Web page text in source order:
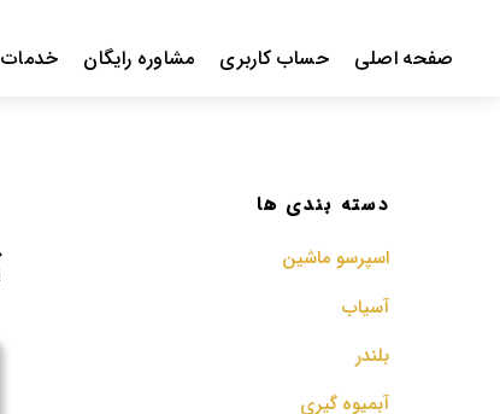
صفحه اصلی حساب کاربری مشاوره رایگان خدمات
دسته بندی ها
اسپرسو‌ ماشین
آسیاب
بلندر
آبمیوه گیری